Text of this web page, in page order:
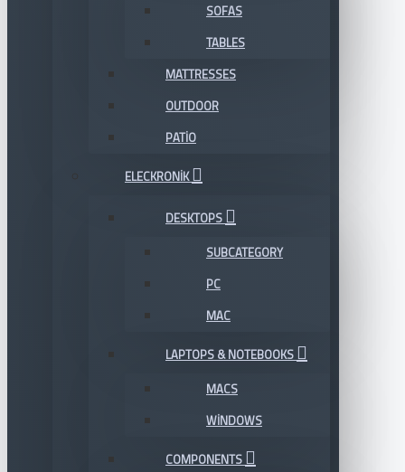
SOFAS
TABLES
MATTRESSES
OUTDOOR
PATIO
ELECKRONIK
DESKTOPS
SUBCATEGORY
PC
MAC
LAPTOPS & NOTEBOOKS
MACS
WINDOWS
COMPONENTS